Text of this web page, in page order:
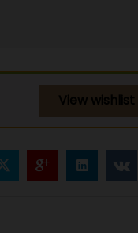
View wishlist